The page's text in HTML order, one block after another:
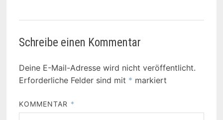
Schreibe einen Kommentar
Deine E-Mail-Adresse wird nicht veröffentlicht.
Erforderliche Felder sind mit * markiert
KOMMENTAR *